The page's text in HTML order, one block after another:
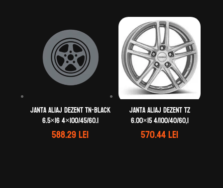
Janta aliaj DEZENT TN-black
6.5×16 4×100/45/60.1
588.29lei
Janta aliaj DEZENT TZ
6.00×15 4/100/40/60,1
570.44lei